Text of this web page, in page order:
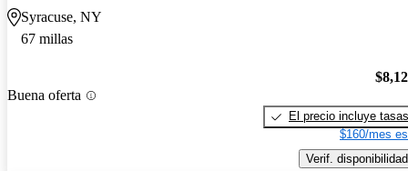
Syracuse, NY
67 millas
Buena oferta
El precio incluye tasas
$160/mes
Verif. disponibilidad